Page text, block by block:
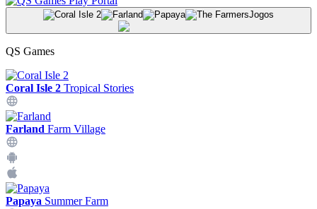
Jogos
QS Games
Coral Isle 2 Tropical Stories
Farland Farm Village
Papaya Summer Farm